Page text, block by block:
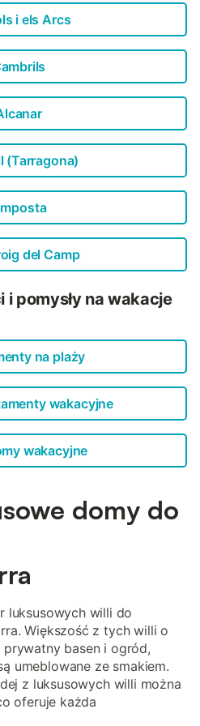
i els Arcs
(Tarragona)
del Camp
pomysły na wakacje
na plaży
wakacyjne
wakacyjne
domy do
luksusowych willi do
Większość z tych willi o
basen i ogród,
umeblowane ze smakiem.
z luksusowych willi można
oferuje każda